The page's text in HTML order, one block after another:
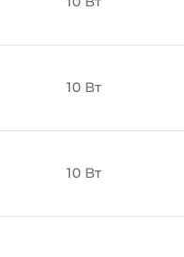
10 Вт
10 Вт